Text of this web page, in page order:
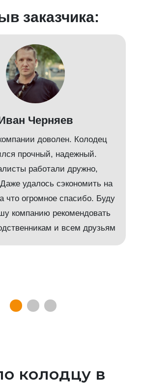
заказчика:
Черняев
доволен. Колодец
прочный, надежный.
работали дружно,
удалось сэкономить на
что огромное спасибо. Буду
компанию рекомендовать
и всем друзьям
колодцу в